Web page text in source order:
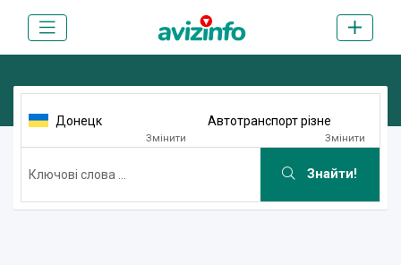
Донецк
Змінити
Автотранспорт різне
Змінити
Знайти!